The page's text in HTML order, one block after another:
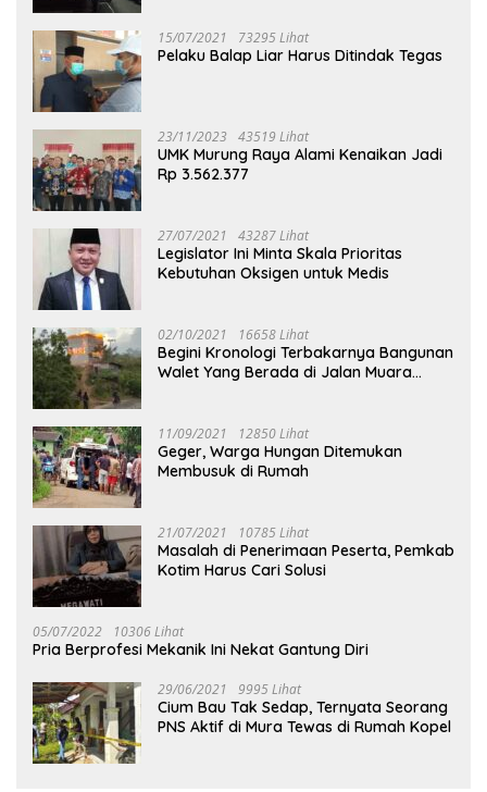
15/07/2021 73295 Lihat
Pelaku Balap Liar Harus Ditindak Tegas
23/11/2023 43519 Lihat
UMK Murung Raya Alami Kenaikan Jadi
Rp 3.562.377
27/07/2021 43287 Lihat
Legislator Ini Minta Skala Prioritas
Kebutuhan Oksigen untuk Medis
02/10/2021 16658 Lihat
Begini Kronologi Terbakarnya Bangunan
Walet Yang Berada di Jalan Muara
11/09/2021 12850 Lihat
Geger, Warga Hungan Ditemukan
Membusuk di Rumah
21/07/2021 10785 Lihat
Masalah di Penerimaan Peserta, Pemkab
Kotim Harus Cari Solusi
05/07/2022 10306 Lihat
Pria Berprofesi Mekanik Ini Nekat Gantung Diri
29/06/2021 9995 Lihat
Cium Bau Tak Sedap, Ternyata Seorang
PNS Aktif di Mura Tewas di Rumah Kopel